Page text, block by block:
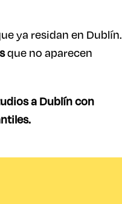
ya residan en Dublín.
que no aparecen
a Dublín con